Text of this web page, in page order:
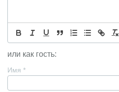
или как гость:
Имя *